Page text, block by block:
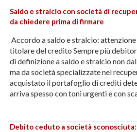
Saldo e stralcio con società di
da chiedere prima di firmare
Accordo a saldo e stralcio:
titolare del credito Sempre più
di definizione a saldo e stralcio non
ma da società specializzate nel
acquistato il portafoglio di crediti
arriva spesso con toni urgenti e con
Debito ceduto a società